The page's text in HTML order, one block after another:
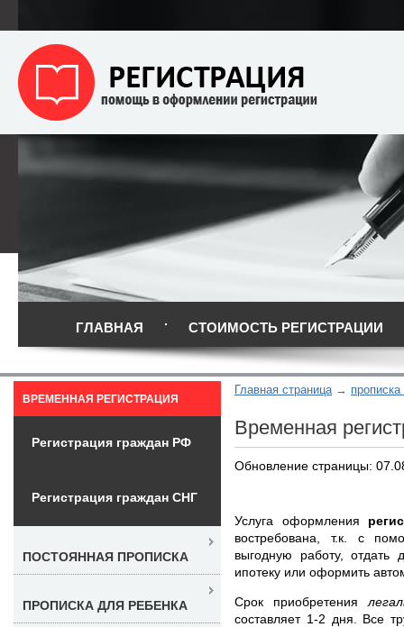
ГЛАВНАЯ СТОИМОСТЬ РЕГИСТРАЦИИ
Главная страница
Временная
Обновление страницы:
Услуга оформления
востребована, т.к. с
выгодную работу, отдать
ипотеку или оформить
Срок приобретения
составляет 1-2 дня. Все
ВРЕМЕННАЯ РЕГИСТРАЦИЯ
Регистрация граждан РФ
Регистрация граждан СНГ
ПОСТОЯННАЯ ПРОПИСКА
ПРОПИСКА ДЛЯ РЕБЕНКА